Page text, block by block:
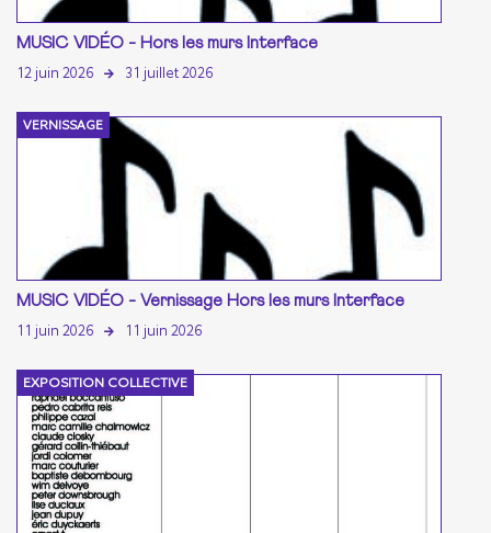
MUSIC VIDÉO - Hors les murs Interface
12 juin 2026 31 juillet 2026
VERNISSAGE
MUSIC VIDÉO - Vernissage Hors les murs Interface
11 juin 2026 11 juin 2026
EXPOSITION COLLECTIVE